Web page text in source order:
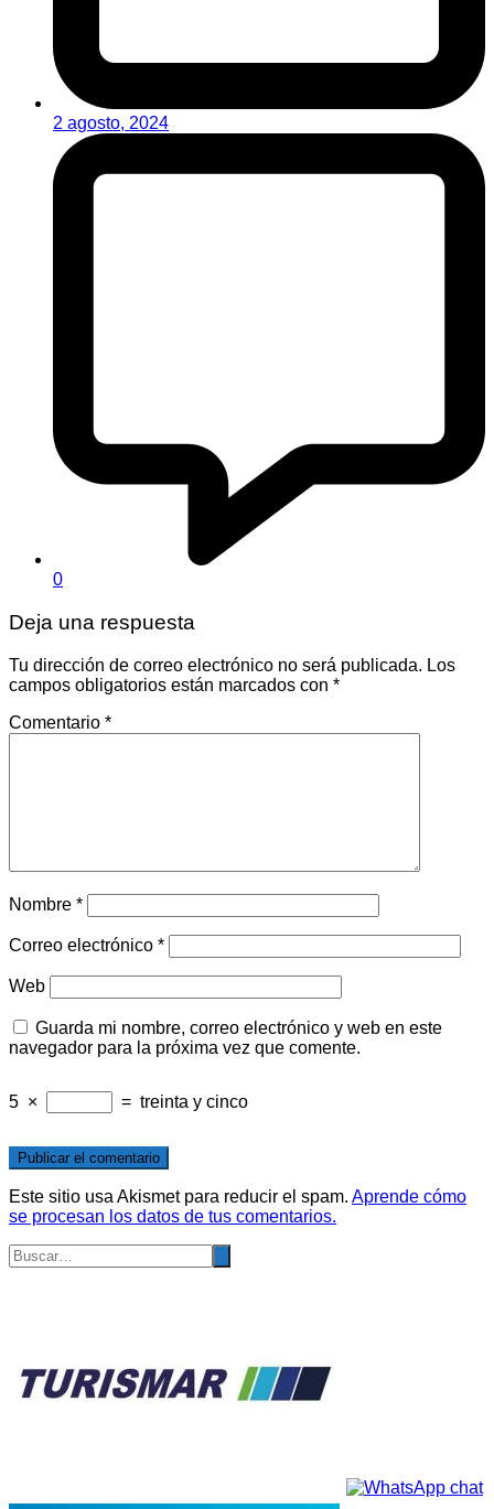
2 agosto, 2024
0
Deja una respuesta
Tu dirección de correo electrónico no será publicada. Los
campos obligatorios están marcados con *
Comentario *
Nombre *
Correo electrónico *
Web
Guarda mi nombre, correo electrónico y web en este
navegador para la próxima vez que comente.
5 × = treinta y cinco
Este sitio usa Akismet para reducir el spam. Aprende cómo
se procesan los datos de tus comentarios.